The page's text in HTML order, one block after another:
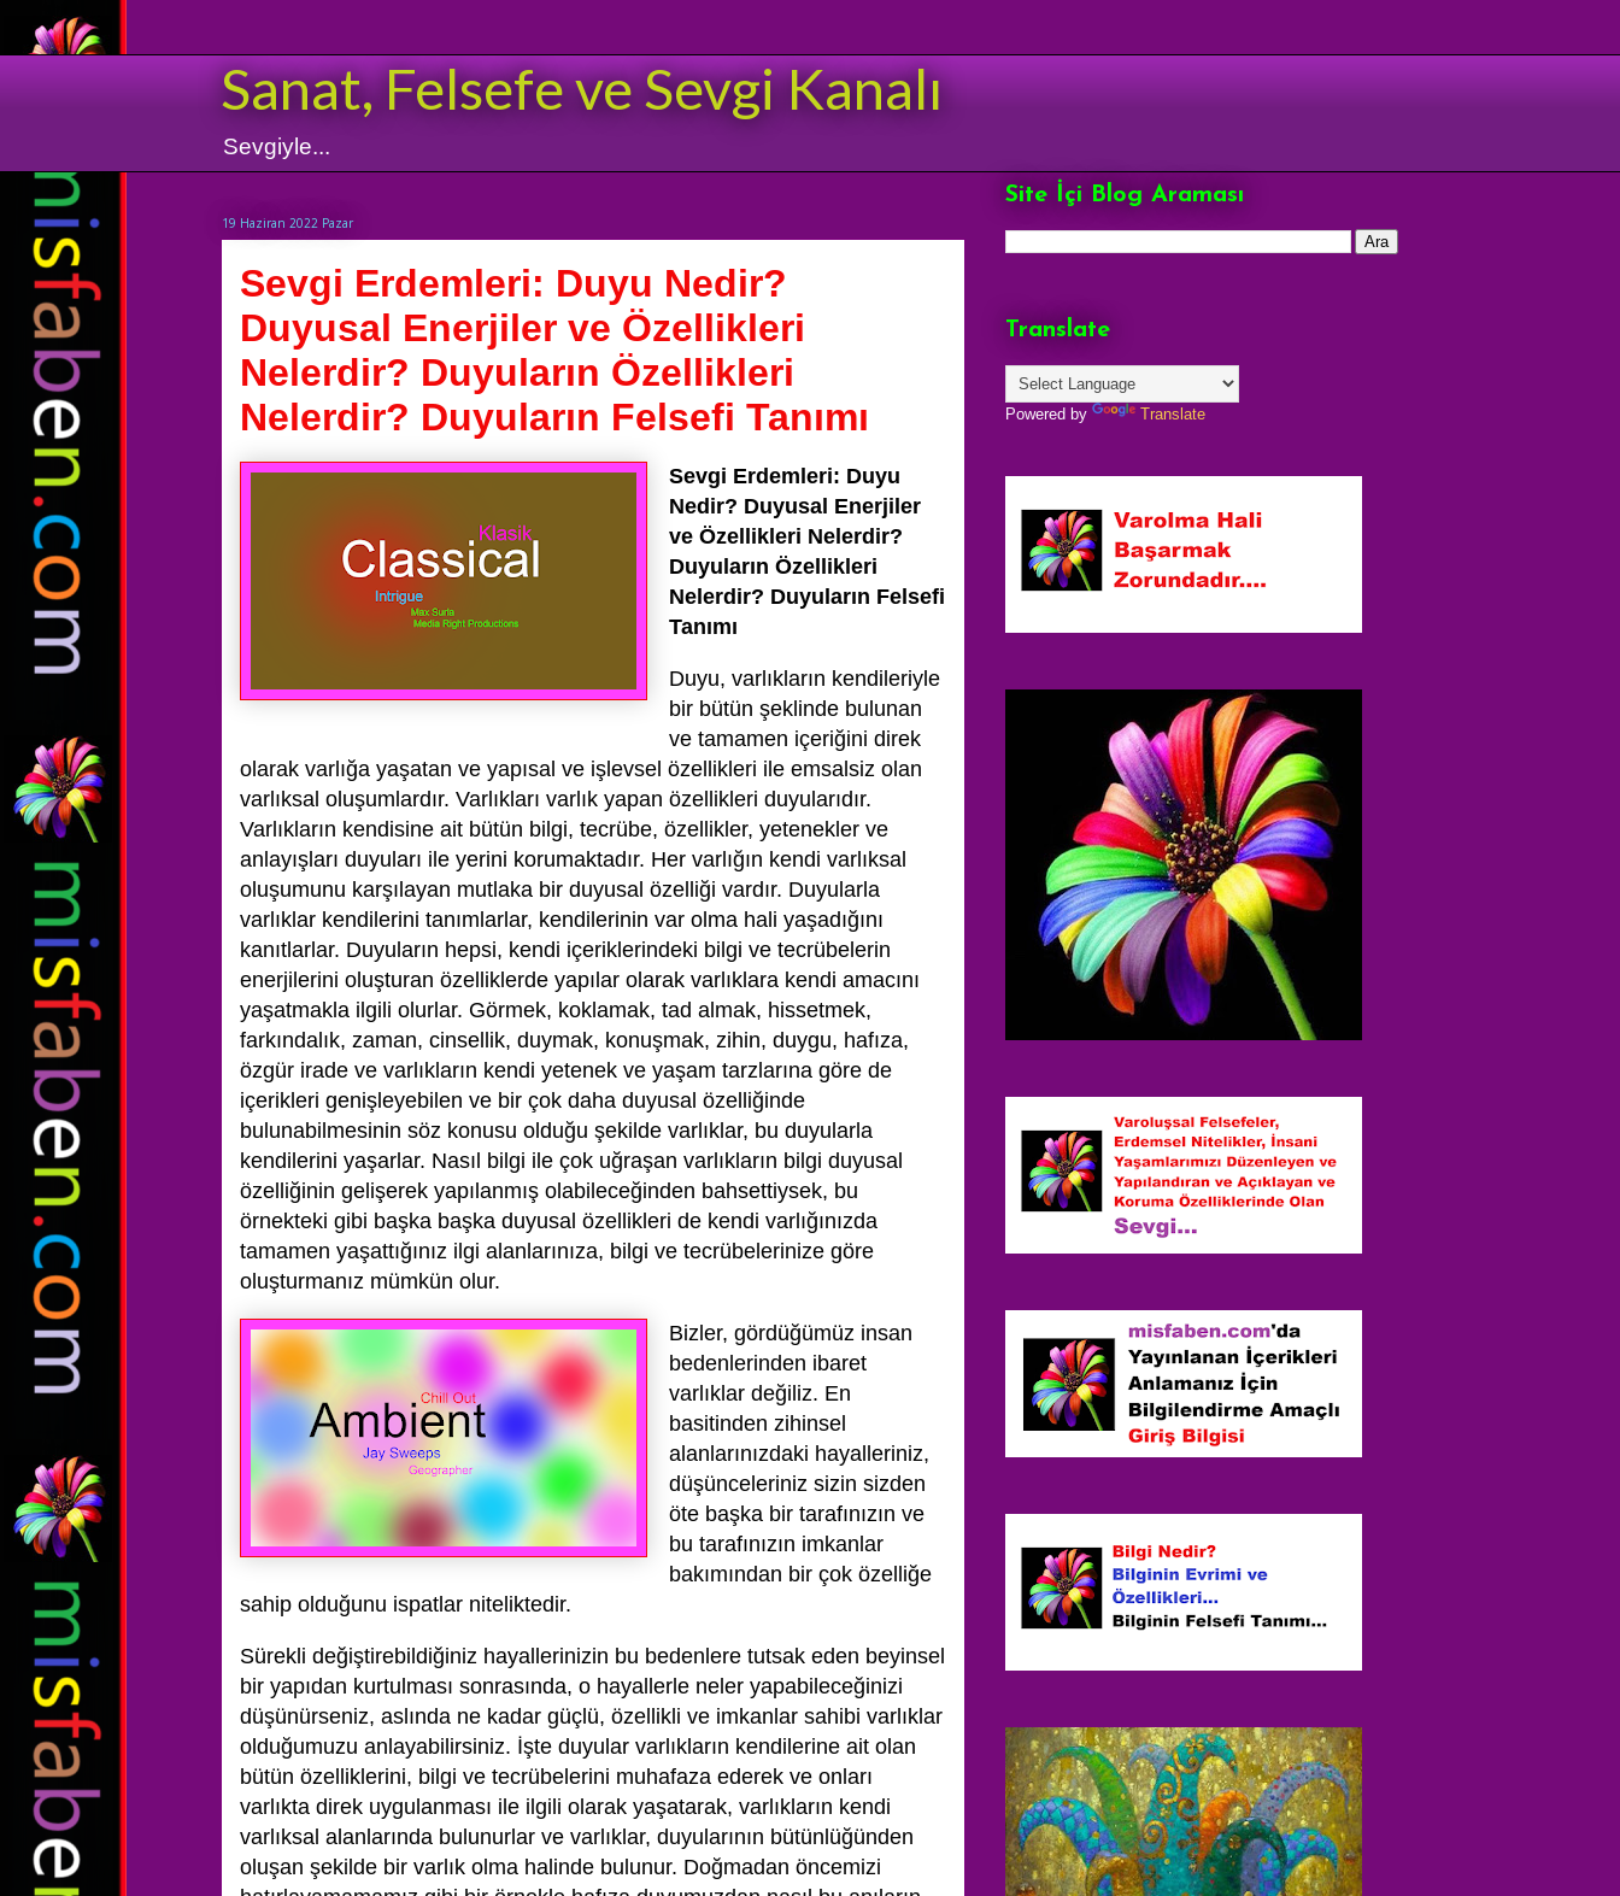
Sanat, Felsefe ve Sevgi Kanalı
Sevgiyle...
19 Haziran 2022 Pazar
Sevgi Erdemleri: Duyu Nedir?
Duyusal Enerjiler ve Özellikleri
Nelerdir? Duyuların Özellikleri
Nelerdir? Duyuların Felsefi Tanımı
Sevgi Erdemleri: Duyu
Nedir? Duyusal Enerjiler
ve Özellikleri Nelerdir?
Duyuların Özellikleri
Nelerdir? Duyuların Felsefi
Tanımı
Duyu, varlıkların kendileriyle
bir bütün şeklinde bulunan
ve tamamen içeriğini direk
olarak varlığa yaşatan ve yapısal ve işlevsel özellikleri ile emsalsiz olan
varlıksal oluşumlardır. Varlıkları varlık yapan özellikleri duyularıdır.
Varlıkların kendisine ait bütün bilgi, tecrübe, özellikler, yetenekler ve
anlayışları duyuları ile yerini korumaktadır. Her varlığın kendi varlıksal
oluşumunu karşılayan mutlaka bir duyusal özelliği vardır. Duyularla
varlıklar kendilerini tanımlarlar, kendilerinin var olma hali yaşadığını
kanıtlarlar. Duyuların hepsi, kendi içeriklerindeki bilgi ve tecrübelerin
enerjilerini oluşturan özelliklerde yapılar olarak varlıklara kendi amacını
yaşatmakla ilgili olurlar. Görmek, koklamak, tad almak, hissetmek,
farkındalık, zaman, cinsellik, duymak, konuşmak, zihin, duygu, hafıza,
özgür irade ve varlıkların kendi yetenek ve yaşam tarzlarına göre de
içerikleri genişleyebilen ve bir çok daha duyusal özelliğinde
bulunabilmesinin söz konusu olduğu şekilde varlıklar, bu duyularla
kendilerini yaşarlar. Nasıl bilgi ile çok uğraşan varlıkların bilgi duyusal
özelliğinin gelişerek yapılanmış olabileceğinden bahsettiysek, bu
örnekteki gibi başka başka duyusal özellikleri de kendi varlığınızda
tamamen yaşattığınız ilgi alanlarınıza, bilgi ve tecrübelerinize göre
oluşturmanız mümkün olur.
Bizler, gördüğümüz insan
bedenlerinden ibaret
varlıklar değiliz. En
basitinden zihinsel
alanlarınızdaki hayalleriniz,
düşünceleriniz sizin sizden
öte başka bir tarafınızın ve
bu tarafınızın imkanlar
bakımından bir çok özelliğe
sahip olduğunu ispatlar niteliktedir.
Sürekli değiştirebildiğiniz hayallerinizin bu bedenlere tutsak eden beyinsel
bir yapıdan kurtulması sonrasında, o hayallerle neler yapabileceğinizi
düşünürseniz, aslında ne kadar güçlü, özellikli ve imkanlar sahibi varlıklar
olduğumuzu anlayabilirsiniz. İşte duyular varlıkların kendilerine ait olan
bütün özelliklerini, bilgi ve tecrübelerini muhafaza ederek ve onları
varlıkta direk uygulanması ile ilgili olarak yaşatarak, varlıkların kendi
varlıksal alanlarında bulunurlar ve varlıklar, duyularının bütünlüğünden
oluşan şekilde bir varlık olma halinde bulunur. Doğmadan öncemizi
Site İçi Blog Araması
Translate
Powered by Translate